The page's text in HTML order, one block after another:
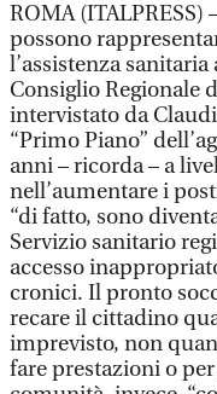
ROMA (ITALPRESS)
possono
l’assistenza
Consiglio Regionale
intervistato da
“Primo Piano”
anni – ricorda – a
nell’aumentare i
“di fatto, sono
Servizio sanitario
accesso
cronici. Il pronto
recare il cittadino
imprevisto, non
fare prestazioni o